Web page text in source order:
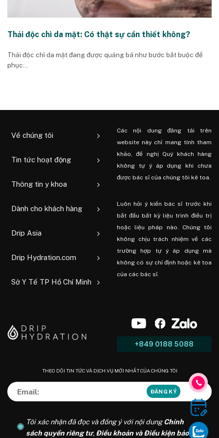
Thải độc chì da mặt: Có thật sự cần thiết không?
Thải độc chì da mặt đang được quảng bá như bước bắt buộc để
phục...
Về chúng tôi
Tin tức hoạt động
Thông tin y khoa
Dành cho khách hàng
Drip Asia
Drip Hydration.com
Sở Y Tế TP Hồ Chí Minh
Các nội dung đăng tải trên
website này chỉ mang tính tham
khảo, đề nghị Quý khách hàng
không tự ý áp dụng khi chưa
được bác sĩ của chúng tôi kê toa.
Luôn hỏi ý kiến ​​bác sĩ trước khi
bắt đầu bất kỳ liệu trình điều trị
hoặc liệu pháp nào. Chúng tôi
không chịu trách nhiệm về các
trường hợp tự ý áp dụng mà
không có sự chỉ định hoặc kê toa
của các bác sĩ.
+849 0188 5088
THEO DÕI TIN TỨC VÀ DỊCH VỤ MỚI NHẤT CỦA CHÚNG TÔI
Tôi xác nhận đã đọc và đồng ý với nội dungChính
sách quyền riêng tư, Điều khoản và Điều kiện bảo